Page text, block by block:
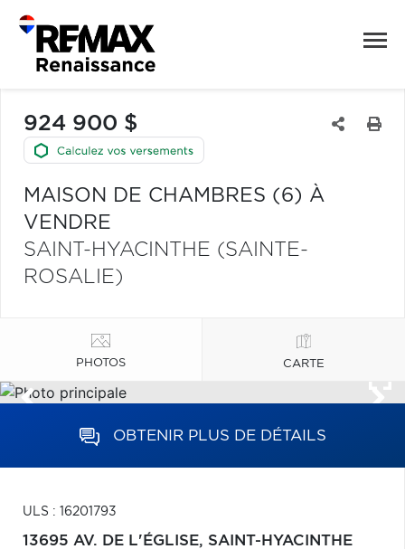
924 900 $
MAISON DE CHAMBRES (6) À
VENDRE
SAINT-HYACINTHE (SAINTE-
ROSALIE)
PHOTOS CARTE
OBTENIR PLUS DE DÉTAILS
ULS : 16201793
13695 AV. DE L'ÉGLISE, SAINT-HYACINTHE